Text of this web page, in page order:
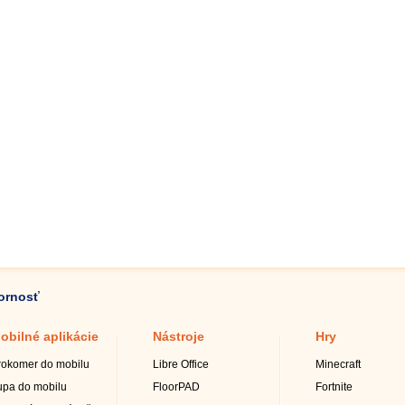
aplikácie
do mobilu
do mobilu
Nástroje
Libre Office
FloorPAD
Hry
Minecraft
Fortnite